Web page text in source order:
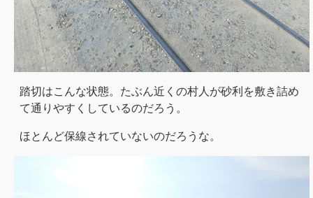
踏切はこんな状態。たぶん近くの村人が砂利を敷き詰め
て通りやすくしているのだろう。
ほとんど保線されていないのだろうな。